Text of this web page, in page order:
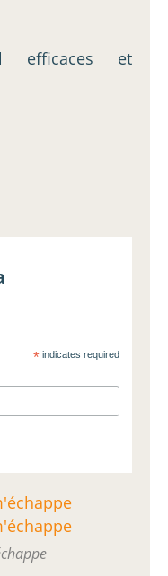
efficaces et
*indicates required